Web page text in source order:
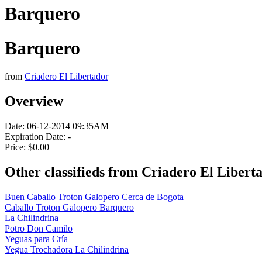
Barquero
Barquero
from Criadero El Libertador
Overview
Date: 06-12-2014 09:35AM
Expiration Date: -
Price: $0.00
Other classifieds from Criadero El
Buen Caballo Troton Galopero Cerca de Bogota
Caballo Troton Galopero Barquero
La Chilindrina
Potro Don Camilo
Yeguas para Cría
Yegua Trochadora La Chilindrina